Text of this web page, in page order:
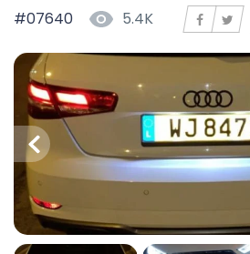
#07640 5.4K